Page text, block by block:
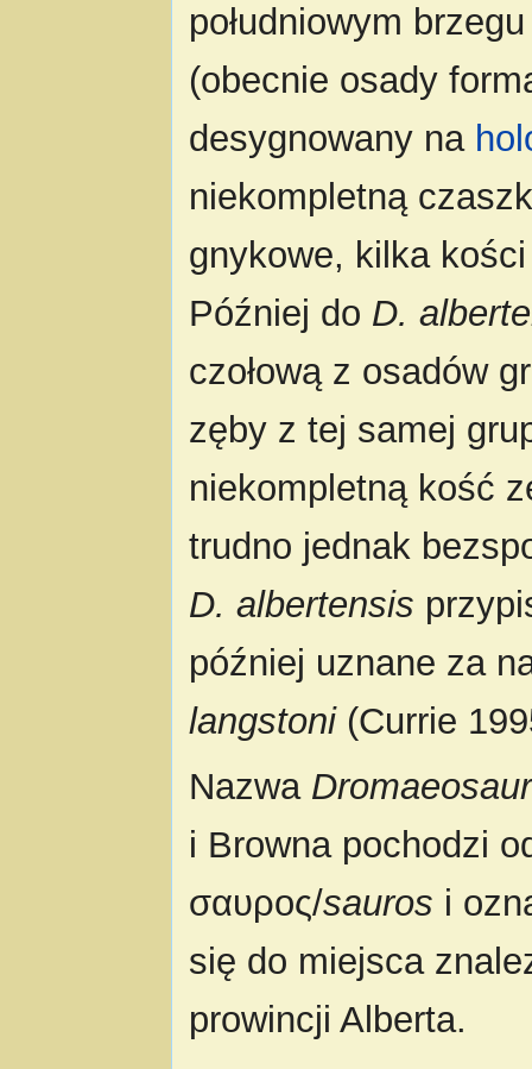
południowym
(obecnie osady
desygnowany na
niekompletną
gnykowe, kilka
Później do D.
czołową z osadów
zęby z tej samej
niekompletną kość
trudno jednak
D. albertensis
później uznane za
langstoni(Currie
Nazwa
i Browna pochodzi
σαυρος/sauros i
się do miejsca
prowincji Alberta.